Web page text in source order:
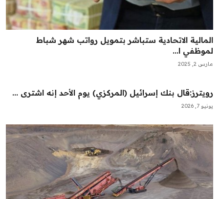
المالية الاتحادية ستباشر بتمويل رواتب شهر شباط
لموظفي ا...
مارس 2, 2025
رويترز:‏قال بنك إسرائيل (المركزي) يوم الأحد إنه ‌اشترى ...
يونيو 7, 2026